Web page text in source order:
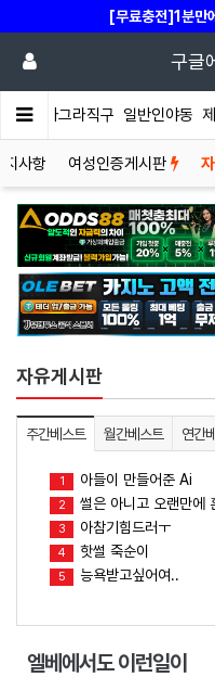
[무료충전]1분만
구글
비아그라직구 일반인야동
지사항 여성인증게시판
자유게시판
주간베스트 월간베스트 연간
1 아들이 만들어준 Ai
2 썰은 아니고 오랜만에
3 아참기힘드러ㅜ
4 핫썰 죽순이
5 능욕받고싶어여..
엘베에서도 이런일이